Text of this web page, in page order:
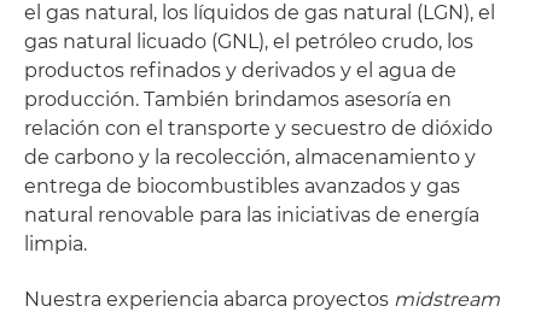
el gas natural, los líquidos de gas natural (LGN), el
gas natural licuado (GNL), el petróleo crudo, los
productos refinados y derivados y el agua de
producción. También brindamos asesoría en
relación con el transporte y secuestro de dióxido
de carbono y la recolección, almacenamiento y
entrega de biocombustibles avanzados y gas
natural renovable para las iniciativas de energía
limpia.
Nuestra experiencia abarca proyectos midstream